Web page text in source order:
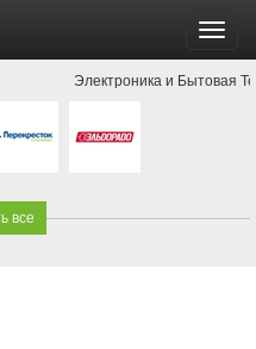
Электроника и Бытовая
все